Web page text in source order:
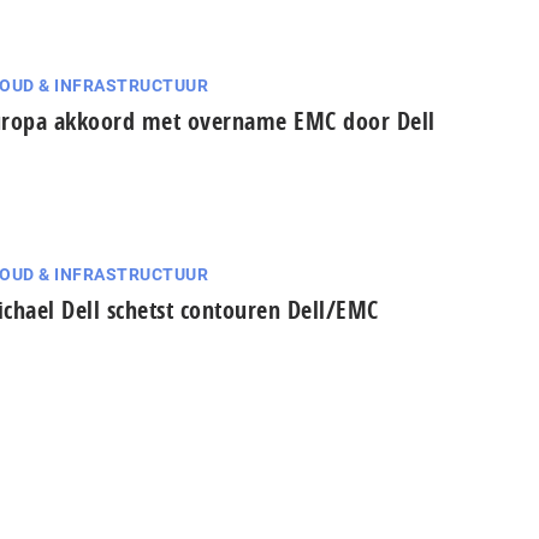
& INFRASTRUCTUUR
akkoord met overname EMC door Dell
& INFRASTRUCTUUR
Dell schetst contouren Dell/EMC